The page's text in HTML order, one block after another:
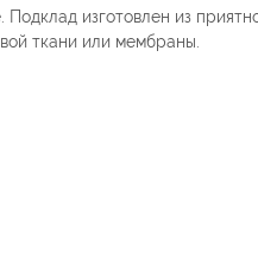
изготовлен из
ткани или мембраны.